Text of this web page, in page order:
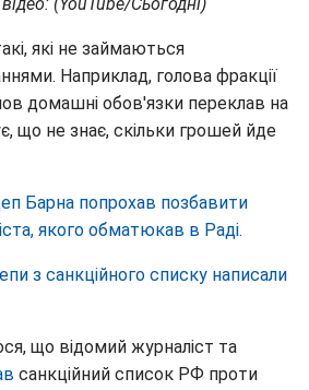
які не займаються
Наприклад, голова фракції
домашні обов'язки переклав на
що не знає, скільки грошей йде
Барна попрохав позбавити
якого обматюкав в Раді.
з санкційного списку написали
що відомий журналіст та
санкційний список РФ проти